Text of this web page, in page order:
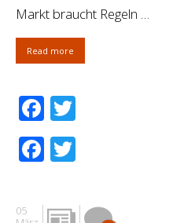
Markt braucht Regeln …
Read more
Facebook
Facebook
05